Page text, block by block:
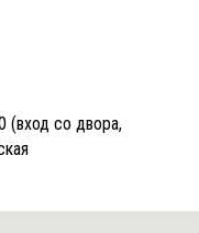
(вход со двора,